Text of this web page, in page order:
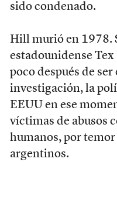
sido condenado.
Hill murió en 1978.
estadounidense
poco después de
investigación, la
EEUU en ese
víctimas de abusos
humanos, por
argentinos.